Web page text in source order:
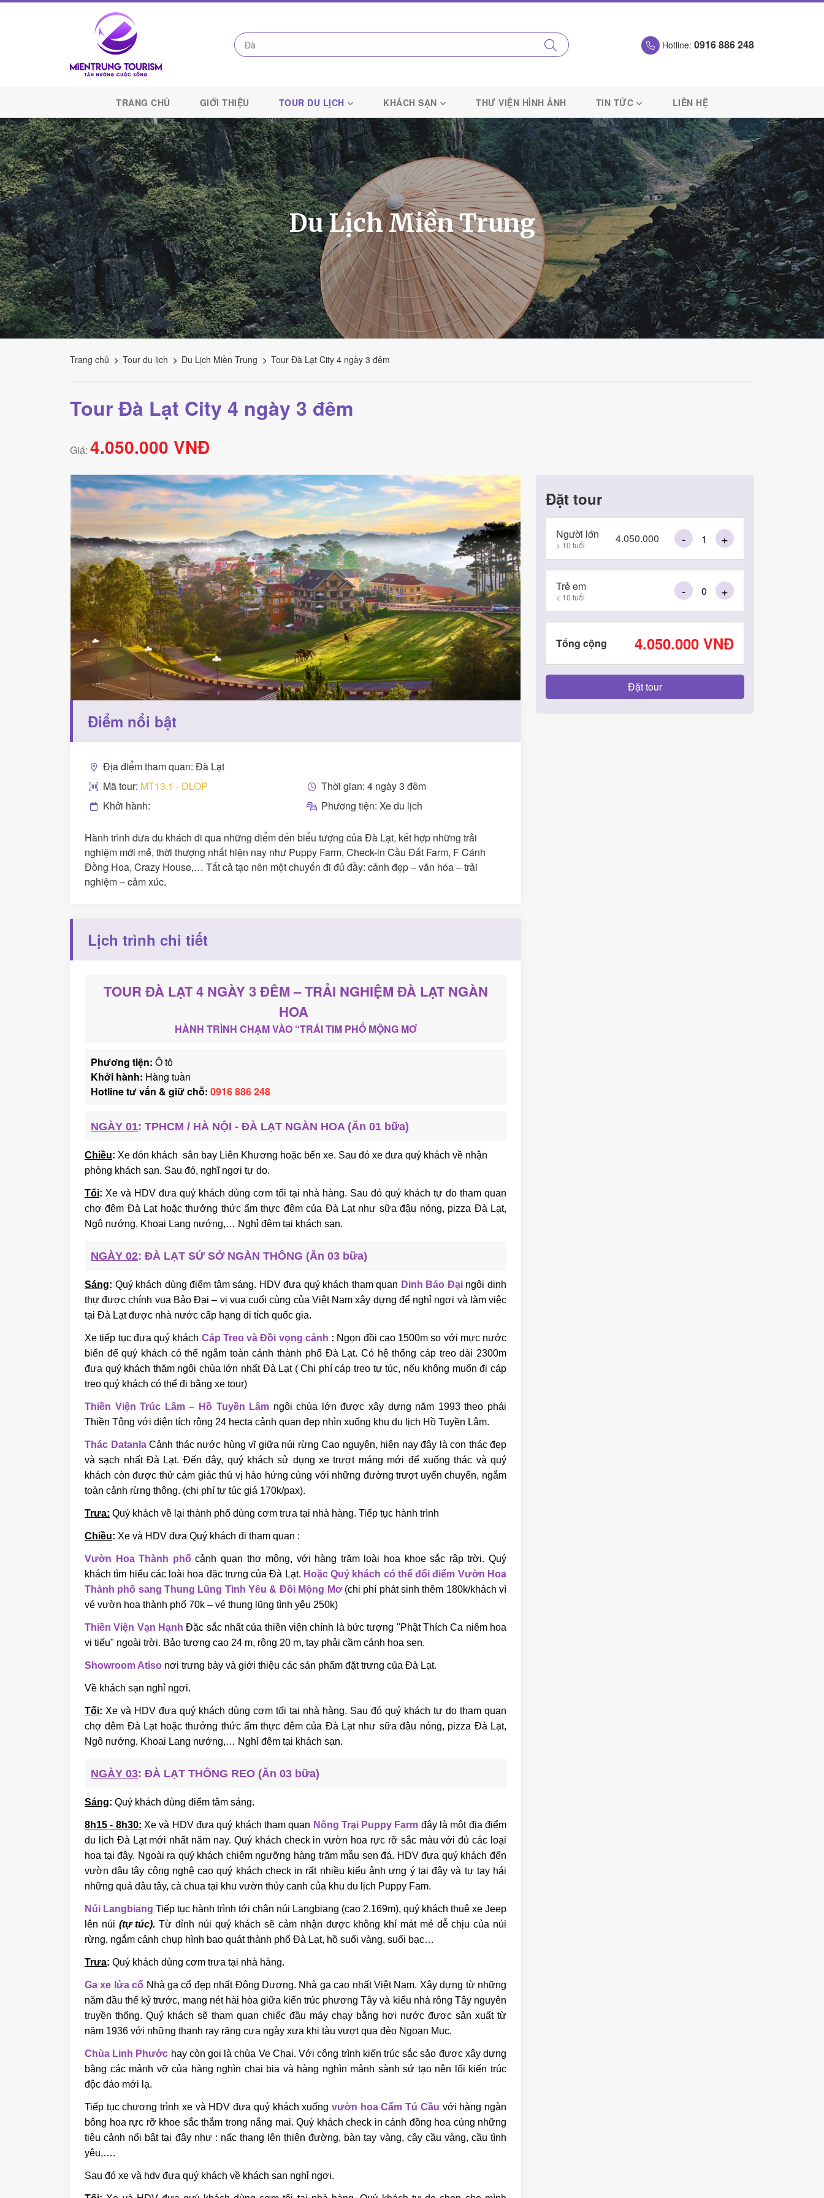
Lịch
Kết
Nối
Di
Sản
Miền
Trung
-
Miền
Trung
Tourism
Hotline: 0916 886 248
TRANG CHỦ GIỚI THIỆU TOUR DU LỊCH KHÁCH SẠN THƯ VIỆN HÌNH ẢNH TIN TỨC LIÊN HỆ
Du Lịch Miền Trung
Trang chủ Tour du lịch Du Lịch Miền Trung Tour Đà Lạt City 4 ngày 3 đêm
Tour Đà Lạt City 4 ngày 3 đêm
Giá: 4.050.000 VNĐ
Điểm nổi bật
Địa điểm tham quan: Đà Lạt
Mã tour: MT13.1 - ĐLOP
Thời gian: 4 ngày 3 đêm
Khởi hành:
Phương tiện: Xe du lịch
Hành trình đưa du khách đi qua những điểm đến biểu tượng của Đà Lạt, kết hợp những trải
nghiệm mới mẻ, thời thượng nhất hiện nay như Puppy Farm, Check-in Cầu Đất Farm, F Cánh
Đồng Hoa, Crazy House,… Tất cả tạo nên một chuyến đi đủ đầy: cảnh đẹp – văn hóa – trải
nghiệm – cảm xúc.
Lịch trình chi tiết
TOUR ĐÀ LẠT 4 NGÀY 3 ĐÊM – TRẢI NGHIỆM ĐÀ LẠT NGÀN
HOA
HÀNH TRÌNH CHẠM VÀO “TRÁI TIM PHỐ MỘNG MƠ
Phương tiện: Ô tô
Khởi hành: Hàng tuần
Hotline tư vấn & giữ chỗ: 0916 886 248
NGÀY 01: TPHCM / HÀ NỘI - ĐÀ LẠT NGÀN HOA (Ăn 01 bữa)
Chiều: Xe đón khách sân bay Liên Khương hoặc bến xe. Sau đó xe đưa quý khách về nhận
phòng khách sạn. Sau đó, nghĩ ngơi tự do.
Tối: Xe và HDV đưa quý khách dùng cơm tối tại nhà hàng. Sau đó quý khách tự do tham quan
chợ đêm Đà Lạt hoặc thưởng thức ẩm thực đêm của Đà Lạt như sữa đậu nóng, pizza Đà Lạt,
Ngô nướng, Khoai Lang nướng,… Nghỉ đêm tại khách sạn.
NGÀY 02: ĐÀ LẠT SỨ SỞ NGÀN THÔNG (Ăn 03 bữa)
Sáng: Quý khách dùng điểm tâm sáng. HDV đưa quý khách tham quan Dinh Bảo Đạingôi dinh
thự được chính vua Bảo Đại – vị vua cuối cùng của Việt Nam xây dựng để nghỉ ngơi và làm việc
tại Đà Lạt được nhà nước cấp hạng di tích quốc gia.
Xe tiếp tục đưa quý khách Cáp Treo và Đồi vọng cảnh : Ngọn đồi cao 1500m so với mực nước
biển để quý khách có thể ngắm toàn cảnh thành phố Đà Lạt. Có hệ thống cáp treo dài 2300m
đưa quý khách thăm ngôi chùa lớn nhất Đà Lạt ( Chi phí cáp treo tự túc, nếu không muốn đi cáp
treo quý khách có thể đi bằng xe tour)
Thiền Viện Trúc Lâm – Hồ Tuyền Lâm ngôi chùa lớn được xây dựng năm 1993 theo phái
Thiền Tông với diện tích rộng 24 hecta cảnh quan đẹp nhìn xuống khu du lịch Hồ Tuyền Lâm.
Thác Datanla Cảnh thác nước hùng vĩ giữa núi rừng Cao nguyên, hiện nay đây là con thác đẹp
và sạch nhất Đà Lạt. Đến đây, quý khách sử dụng xe trượt máng mới để xuống thác và quý
khách còn được thử cảm giác thú vị hào hứng cùng với những đường trượt uyển chuyển, ngắm
toàn cảnh rừng thông. (chi phí tự túc giá 170k/pax).
Trưa: Quý khách về lại thành phố dùng cơm trưa tại nhà hàng. Tiếp tục hành trình
Chiều: Xe và HDV đưa Quý khách đi tham quan :
Vườn Hoa Thành phố cảnh quan thơ mộng, với hàng trăm loài hoa khoe sắc rập trời. Quý
khách tìm hiểu các loài hoa đặc trưng của Đà Lạt. Hoặc Quý khách có thể đổi điểm Vườn Hoa
Thành phố sang Thung Lũng Tình Yêu & Đồi Mộng Mơ(chi phí phát sinh thêm 180k/khách vì
vé vườn hoa thành phố 70k – vé thung lũng tình yêu 250k)
Thiền Viện Vạn Hạnh Đặc sắc nhất của thiền viện chính là bức tượng "Phật Thích Ca niêm hoa
vi tiếu" ngoài trời. Bảo tượng cao 24 m, rộng 20 m, tay phải cầm cánh hoa sen.
Showroom Atiso nơi trưng bày và giới thiệu các sản phẩm đặt trưng của Đà Lạt.
Về khách sạn nghỉ ngơi.
Tối: Xe và HDV đưa quý khách dùng cơm tối tại nhà hàng. Sau đó quý khách tự do tham quan
chợ đêm Đà Lạt hoặc thưởng thức ẩm thực đêm của Đà Lạt như sữa đậu nóng, pizza Đà Lạt,
Ngô nướng, Khoai Lang nướng,… Nghỉ đêm tại khách sạn.
NGÀY 03: ĐÀ LẠT THÔNG REO (Ăn 03 bữa)
Sáng: Quý khách dùng điểm tâm sáng.
8h15 - 8h30: Xe và HDV đưa quý khách tham quan Nông Trại Puppy Farm đây là một địa điểm
du lịch Đà Lạt mới nhất năm nay. Quý khách check in vườn hoa rực rỡ sắc màu với đủ các loại
hoa tại đây. Ngoài ra quý khách chiêm ngưỡng hàng trăm mẫu sen đá. HDV đưa quý khách đến
vườn dâu tây công nghệ cao quý khách check in rất nhiều kiểu ảnh ưng ý tại đây và tự tay hái
những quả dâu tây, cà chua tại khu vườn thủy canh của khu du lịch Puppy Fam.
Núi Langbiang Tiếp tục hành trình tới chân núi Langbiang (cao 2.169m), quý khách thuê xe Jeep
lên núi (tự túc). Từ đỉnh núi quý khách sẽ cảm nhận được không khí mát mẻ dễ chịu của núi
rừng, ngắm cảnh chụp hình bao quát thành phố Đà Lạt, hồ suối vàng, suối bạc…
Trưa: Quý khách dùng cơm trưa tại nhà hàng.
Ga xe lửa cổ Nhà ga cổ đẹp nhất Đông Dương. Nhà ga cao nhất Việt Nam. Xây dựng từ những
năm đầu thế kỷ trước, mang nét hài hòa giữa kiến trúc phương Tây và kiểu nhà rông Tây nguyên
truyền thống. Quý khách sẽ tham quan chiếc đầu máy chạy bằng hơi nước được sản xuất từ
năm 1936 với những thanh ray răng cưa ngày xưa khi tàu vượt qua đèo Ngoạn Mục.
Chùa Linh Phước hay còn gọi là chùa Ve Chai. Với công trình kiến trúc sắc sảo được xây dựng
bằng các mảnh vỡ của hàng nghìn chai bia và hàng nghìn mảnh sành sứ tạo nên lối kiến trúc
độc đáo mới lạ.
Tiếp tục chương trình xe và HDV đưa quý khách xuống vườn hoa Cẩm Tú Cầu với hàng ngàn
bông hoa rực rỡ khoe sắc thắm trong nắng mai. Quý khách check in cánh đồng hoa cùng những
tiêu cảnh nổi bật tại đây như : nấc thang lên thiên đường, bàn tay vàng, cây cầu vàng, cầu tình
yêu,….
Sau đó xe và hdv đưa quý khách về khách sạn nghỉ ngơi.
Đặt tour
Người lớn
> 10 tuổi 4.050.000 - +
Trẻ em
< 10 tuổi - +
Tổng cộng 4.050.000 VNĐ